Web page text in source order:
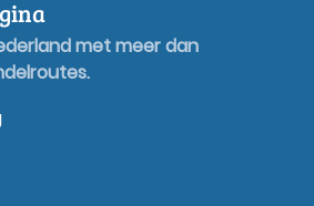
met meer dan